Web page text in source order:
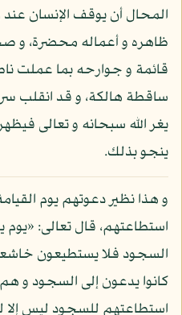
المحال أن يوقف الإنسان عند
ظاهره و أعماله محضرة، و
قائمة و جوارحه بما عملت
ساقطة هالكة، و قد انقلب
يغر الله سبحانه و تعالى
ينجو بذلك.
و هذا نظير دعوتهم يوم
استطاعتهم، قال تعالى:
السجود فلا يستطيعون
استطاعتهم للسجود ليس إلا